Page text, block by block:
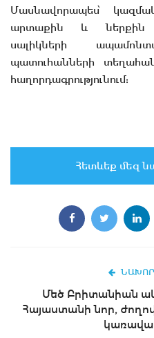
Մասնավորապես՝
արտաքին և ներքին
սալիկների
պատուհանների
հաղորդագրությունում:
Հետևեք մեզ
Մեծ Բրիտանիան
Հայաստանի նոր,